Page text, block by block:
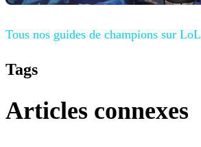
Tous nos guides de champions sur LoL
Tags
Articles connexes